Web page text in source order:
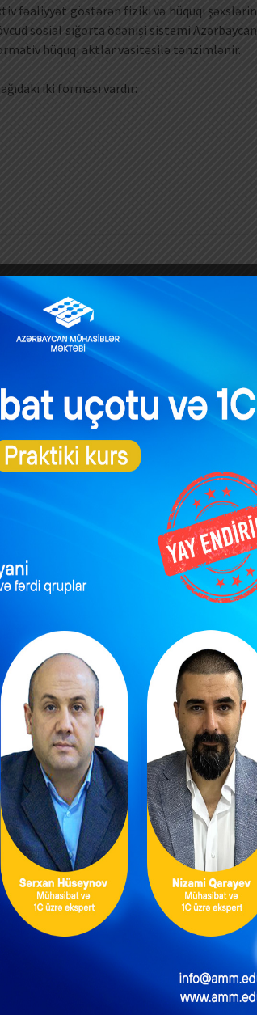
fəaliyyət göstərən fiziki və hüquqi şəxslərin
sosial sığorta ödənişi sistemi Azərbaycan
hüquqi aktlar vasitəsilə tənzimlənir.
iki forması vardır:
kassa mədaxil orderi verilə bilər?
OLUN
linkə daxil olun